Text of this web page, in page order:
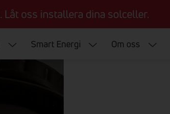
oss installera dina solceller.
Smart Energi Om oss